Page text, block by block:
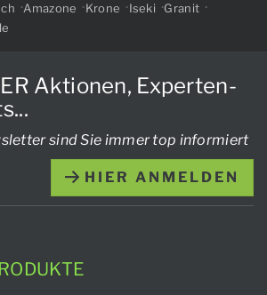
Amazone Krone Iseki
Granit
Aktionen, Experten-
sind Sie immer top informiert
HIER ANMELDEN